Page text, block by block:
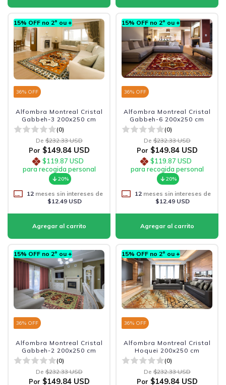
15% OFF no 2º ou +
36% OFF
Alfombra Montreal Cristal
Gabbeh-3 200x250 cm
(0)
De $232.33 USD
Por $149.84 USD
$119.87 USD
para recogida personal
20%
12meses sin intereses de
$12.49 USD
15% OFF no 2º ou +
36% OFF
Alfombra Montreal Cristal
Gabbeh-6 200x250 cm
(0)
De $232.33 USD
Por $149.84 USD
$119.87 USD
para recogida personal
20%
12meses sin intereses de
$12.49 USD
15% OFF no 2º ou +
36% OFF
Alfombra Montreal Cristal
Gabbeh-2 200x250 cm
(0)
De $232.33 USD
Por $149.84 USD
15% OFF no 2º ou +
36% OFF
Alfombra Montreal Cristal
Hoquei 200x250 cm
(0)
De $232.33 USD
Por $149.84 USD